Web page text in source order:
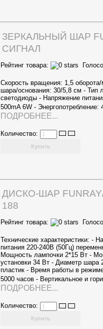
ЗЕРКАЛЬНЫЙ ШАР
СИГНАЛ
Рейтинг товара:
Скорость вращения: 1,5
шара/основания: 30/5,8 см - Тип
светодиоды - Напряжение
500mA 6W -
ПОДРОБНЕЕ...
Количество:
ДИСКО-ШАР
188
Рейтинг товара:
Технические характеристики: -
питания 220-240В (50Гц)
Мощность лампочки 2*15 Вт -
установки 34 Вт - Диаметр шара
пластик - Время работы в
5000 часов - Вертикальное и
ПОДРОБНЕЕ...
Количество: